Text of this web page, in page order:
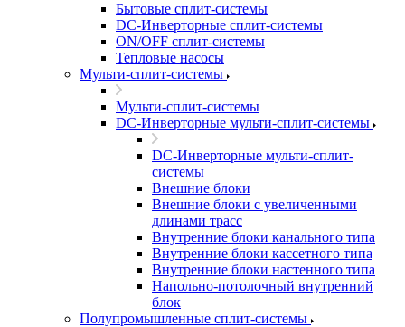
Бытовые сплит-системы
DC-Инверторные сплит-системы
ON/OFF сплит-системы
Тепловые насосы
Мульти-сплит-системы
Мульти-сплит-системы
DC-Инверторные мульти-сплит-системы
DC-Инверторные мульти-сплит-
системы
Внешние блоки
Внешние блоки с увеличенными
длинами трасс
Внутренние блоки канального типа
Внутренние блоки кассетного типа
Внутренние блоки настенного типа
Напольно-потолочный внутренний
блок
Полупромышленные сплит-системы